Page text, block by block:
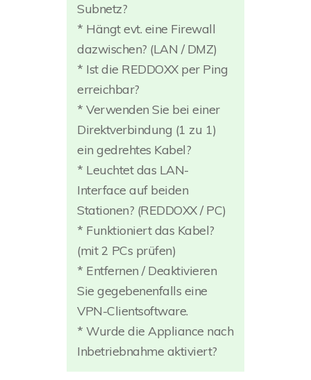
Subnetz?
* Hängt evt. eine Firewall
dazwischen? (LAN / DMZ)
* Ist die REDDOXX per Ping
erreichbar?
* Verwenden Sie bei einer
Direktverbindung (1 zu 1)
ein gedrehtes Kabel?
* Leuchtet das LAN-
Interface auf beiden
Stationen? (REDDOXX / PC)
* Funktioniert das Kabel?
(mit 2 PCs prüfen)
* Entfernen / Deaktivieren
Sie gegebenenfalls eine
VPN-Clientsoftware.
* Wurde die Appliance nach
Inbetriebnahme aktiviert?